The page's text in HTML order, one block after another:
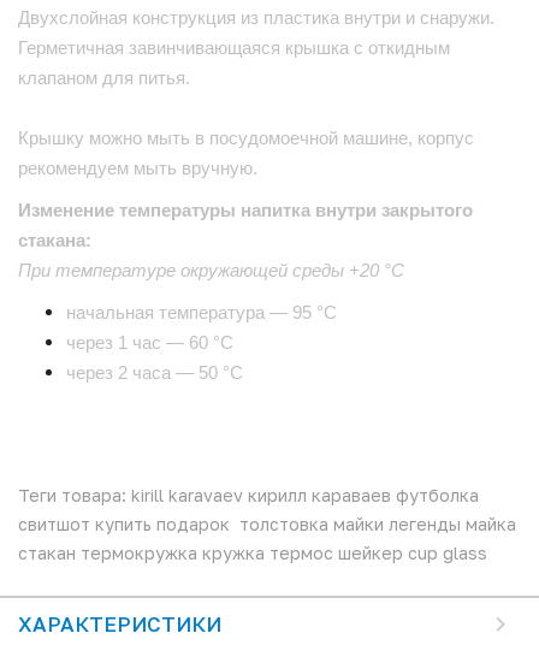
Двухслойная конструкция из пластика внутри и снаружи.
Герметичная завинчивающаяся крышка с откидным
клапаном для питья.
Крышку можно мыть в посудомоечной машине, корпус
рекомендуем мыть вручную.
Изменение температуры напитка внутри закрытого
стакана:
При температуре окружающей среды +20 °С
начальная температура — 95 °С
через 1 час — 60 °С
через 2 часа — 50 °С
Теги товара: kirill karavaev кирилл караваев футболка
свитшот купить подарок толстовка майки легенды майка
стакан термокружка кружка термос шейкер cup glass
ХАРАКТЕРИСТИКИ